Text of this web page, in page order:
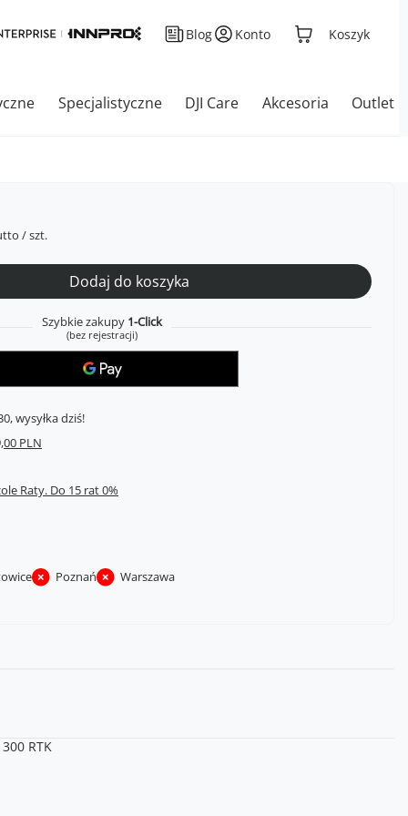
Blog Konto Koszyk
Specjalistyczne DJI Care Akcesoria Outlet
/szt.
Dodaj do koszyka
Szybkie zakupy 1-Click
(bez rejestracji)
wysyłka dziś!
PLN
Raty.
Poznań Warszawa